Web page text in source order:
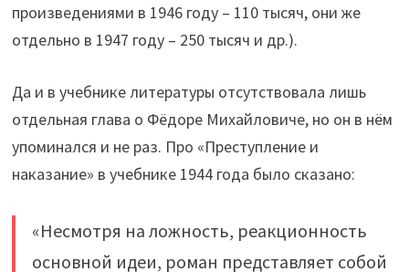
произведениями в 1946 году – 110 тысяч, они же
отдельно в 1947 году – 250 тысяч и др.).
Да и в учебнике литературы отсутствовала лишь
отдельная глава о Фёдоре Михайловиче, но он в нём
упоминался и не раз. Про «Преступление и
наказание» в учебнике 1944 года было сказано:
«Несмотря на ложность, реакционность
основной идеи, роман представляет собой